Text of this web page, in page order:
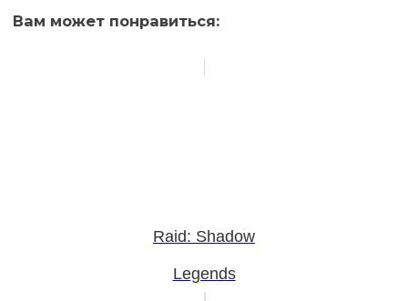
Вам может понравиться:
Raid: Shadow
Legends